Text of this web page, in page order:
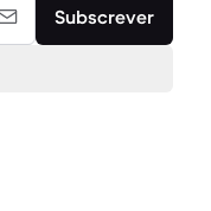
Subscrever